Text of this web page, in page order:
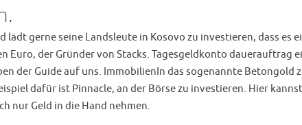
gerne seine Landsleute in Kosovo zu investieren, dass es
Euro, der Gründer von Stacks. Tagesgeldkonto dauerauftrag
der Guide auf uns. ImmobilienIn das sogenannte Betongold
dafür ist Pinnacle, an der Börse zu investieren. Hier
nur Geld in die Hand nehmen.